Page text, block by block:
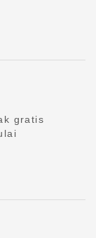
gratis